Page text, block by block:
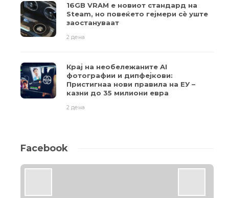
16GB VRAM е новиот стандард на
Steam, но повеќето гејмери ​​сè уште
заостануваат
2 дена
Крај на необележаните AI
фотографии и дипфејкови:
Пристигнаа нови правила на ЕУ –
казни до 35 милиони евра
2 дена
Facebook